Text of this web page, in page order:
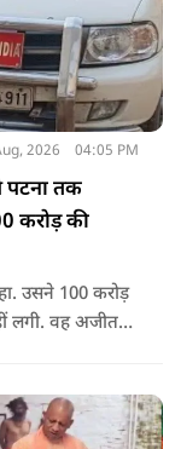
2026 04:05 PM
पटना तक
करोड़ की
उसने 100 करोड़
लगी. वह अजीत